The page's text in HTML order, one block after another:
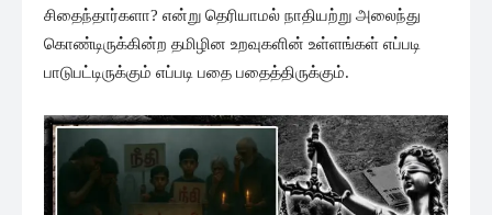
சிதைந்தார்களா? என்று தெரியாமல் நாதியற்று அலைந்து
கொண்டிருக்கின்ற தமிழின உறவுகளின் உள்ளங்கள் எப்படி
பாடுபட்டிருக்கும் எப்படி பதை பதைத்திருக்கும்.